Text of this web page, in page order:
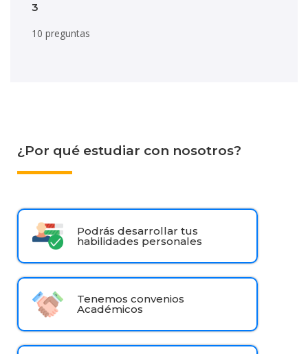
3
10 preguntas
¿Por qué estudiar con nosotros?
Podrás desarrollar tus
habilidades personales
Tenemos convenios
Académicos